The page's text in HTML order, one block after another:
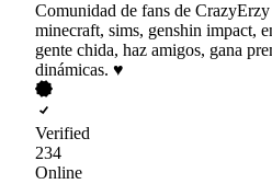
Comunidad de fans de
minecraft, sims, genshin impact,
gente chida, haz amigos, gana
dinámicas. ♥
Verified
234
Online